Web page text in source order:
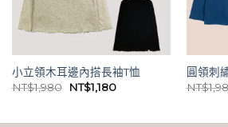
小立領木耳邊內搭長袖T恤
NT$1,980
原
NT$1,180目
圓領刺
NT$